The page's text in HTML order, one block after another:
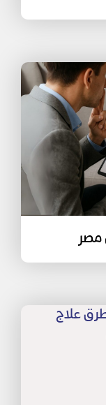
مصر